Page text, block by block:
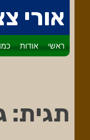
לתוכן
אורי
ראשי אודות
תגית: